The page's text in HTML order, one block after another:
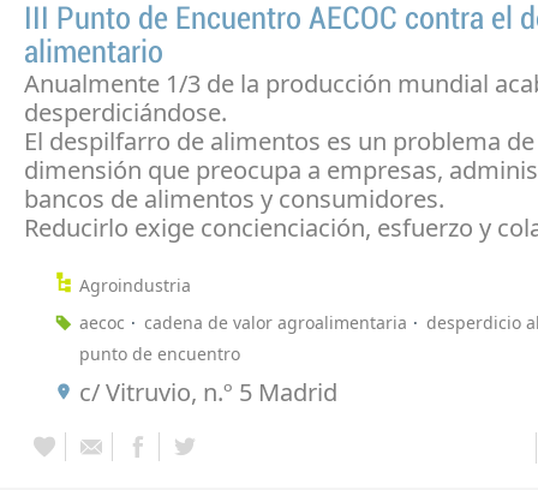
III Punto de Encuentro AECOC contra el
alimentario
Anualmente 1/3 de la producción mundial
desperdiciándose.
El despilfarro de alimentos es un problema
dimensión que preocupa a empresas,
bancos de alimentos y consumidores.
Reducirlo exige concienciación, esfuerzo y
Agroindustria
aecoc
cadena de valor agroalimentaria
desperdicio
punto de encuentro
c/ Vitruvio, n.º 5 Madrid